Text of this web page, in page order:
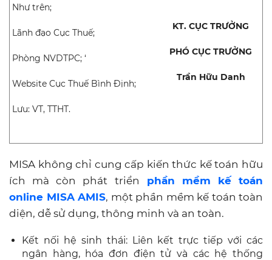
Như trên;
Lãnh đạo Cục Thuế;
Phòng NVDTPC; ‘
Website Cục Thuế Bình Định;
Lưu: VT, TTHT.
KT. CỤC TRƯỞNG
PHÓ CỤC TRƯỞNG
Trần Hữu Danh
MISA không chỉ cung cấp kiến thức kế toán hữu
ích mà còn phát triển phần mềm kế toán
online MISA AMIS, một phần mềm kế toán toàn
diện, dễ sử dụng, thông minh và an toàn.
Kết nối hệ sinh thái: Liên kết trực tiếp với các
ngân hàng, hóa đơn điện tử và các hệ thống